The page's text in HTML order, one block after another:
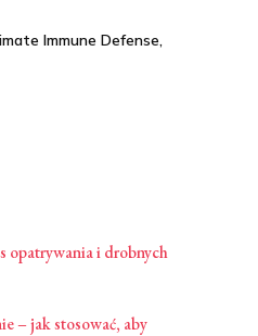
Immune Defense,
opatrywania i drobnych
– jak stosować, aby